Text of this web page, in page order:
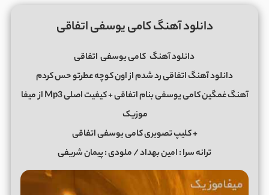
دانلود آهنگ کامی یوسفی اتفاقی
دانلود آهنگ کامی یوسفی اتفاقی
دانلود آهنگ اتفاقی رد شدم از اون کوچه عطرتو حس کردم
آهنگ غمگین کامی یوسفی بنام اتفاقی + کیفیت اصلی Mp3 از
میفا
موزیک
+ کلیپ تصویری کامی یوسفی اتفاقی
ترانه سرا : امین بهداد / ملودی : پیمان شریفی